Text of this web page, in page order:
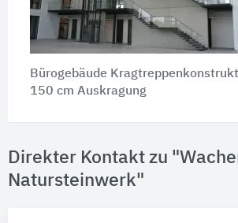
Bürogebäude
150 cm Auskragung
Direkter Kontakt zu
Natursteinwerk"